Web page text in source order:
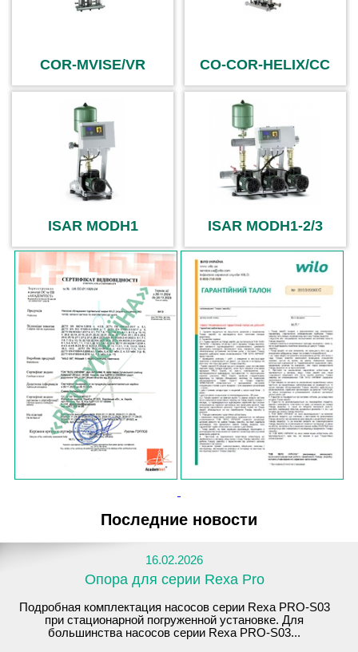
COR-MVISE/VR CO-COR-HELIX/CC
ISAR MODH1 ISAR MODH1-2/3
Последние новости
16.02.2026
Опора для серии Rexa Pro
Подробная комплектация насосов серии Rexa PRO-S03
при стационарной погруженной установке. Для
большинства насосов серии Rexa PRO-S03...